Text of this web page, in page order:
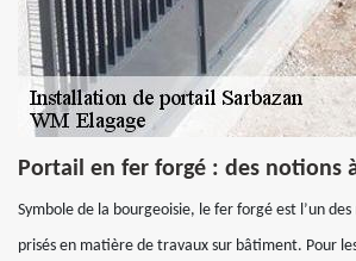
Portail en fer forgé : des notions
Symbole de la bourgeoisie, le fer forgé est l’un
prisés en matière de travaux sur bâtiment. Pour